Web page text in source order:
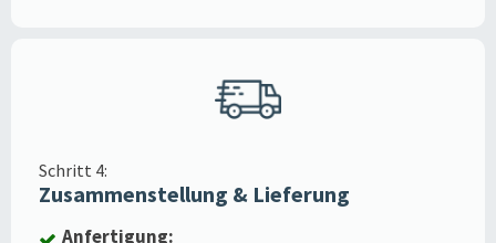
Schritt 4:
Zusammenstellung & Lieferung
Anfertigung: